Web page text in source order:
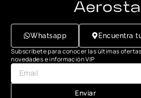
Whatsapp Encuentra
Subscríbete para conocer las últimas
novedades e información VIP
Enviar